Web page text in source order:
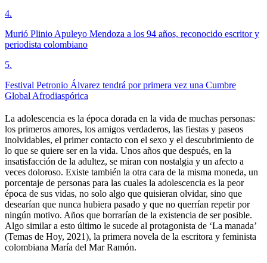
4.
Murió Plinio Apuleyo Mendoza a los 94 años, reconocido escritor y
periodista colombiano
5.
Festival Petronio Álvarez tendrá por primera vez una Cumbre
Global Afrodiaspórica
La adolescencia es la época dorada en la vida de muchas personas:
los primeros amores, los amigos verdaderos, las fiestas y paseos
inolvidables, el primer contacto con el sexo y el descubrimiento de
lo que se quiere ser en la vida. Unos años que después, en la
insatisfacción de la adultez, se miran con nostalgia y un afecto a
veces doloroso. Existe también la otra cara de la misma moneda, un
porcentaje de personas para las cuales la adolescencia es la peor
época de sus vidas, no solo algo que quisieran olvidar, sino que
desearían que nunca hubiera pasado y que no querrían repetir por
ningún motivo. Años que borrarían de la existencia de ser posible.
Algo similar a esto último le sucede al protagonista de ‘La manada’
(Temas de Hoy, 2021), la primera novela de la escritora y feminista
colombiana María del Mar Ramón.